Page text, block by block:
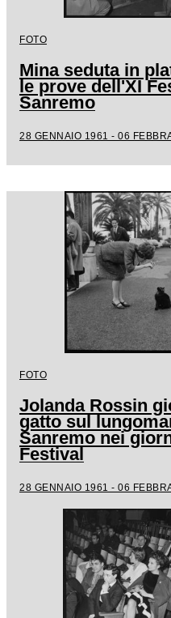
FOTO
Mina seduta in
le prove dell'XI
Sanremo
28 GENNAIO 1961 - 06
FOTO
Jolanda Rossin
gatto sul
Sanremo nei
Festival
28 GENNAIO 1961 - 06